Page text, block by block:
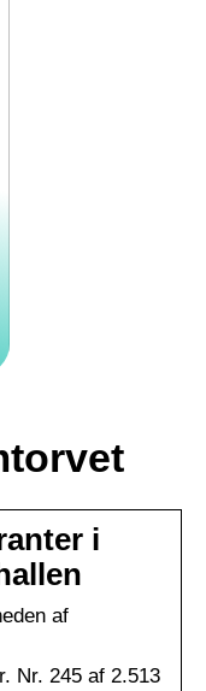
i
af
Nr. 245 af 2.513